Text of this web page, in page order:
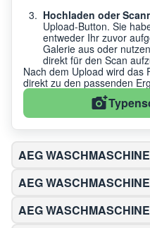
Hochladen oder
Upload-Button. Sie
entweder Ihr zuvor
Galerie aus oder
direkt für den Scan
Nach dem Upload wird das
direkt zu den passenden
AEG
AEG
AEG